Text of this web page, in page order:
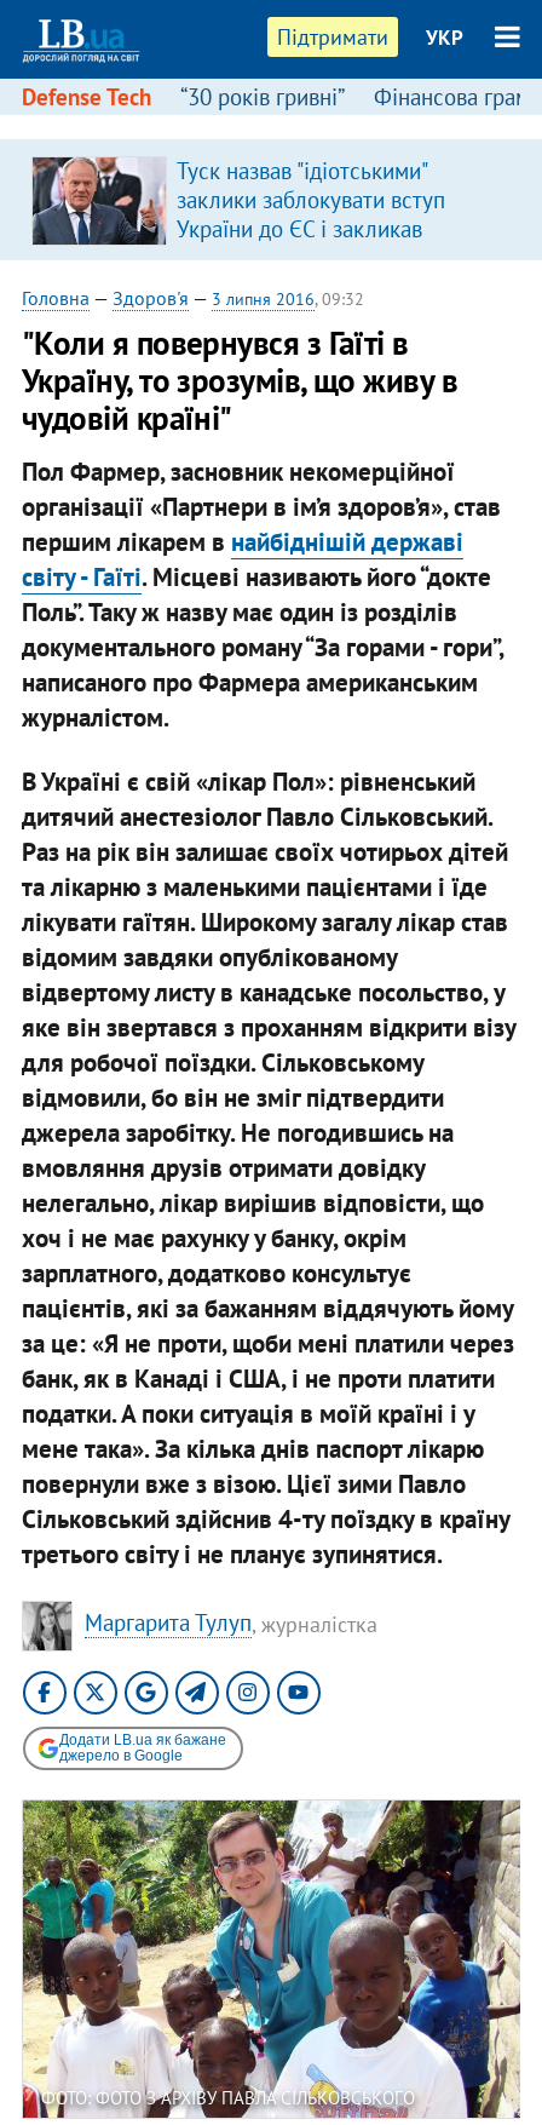
Підтримати УКР
Defense Tech “30 років гривні” Фінансова
Туск назвав "ідіотськими"
заклики заблокувати вступ
України до ЄС і закликав
припинити антиукраїнську
риторику
Головна — Здоров'я — 3 липня 2016, 09:32
"Коли я повернувся з Гаїті в
Україну, то зрозумів, що живу в
чудовій країні"
Пол Фармер, засновник некомерційної
організації «Партнери в ім’я здоров’я», став
першим лікарем в найбіднішій державі
світу - Гаїті. Місцеві називають його “докте
Поль”. Таку ж назву має один із розділів
документального роману “За горами - гори”,
написаного про Фармера американським
журналістом.
В Україні є свій «лікар Пол»: рівненський
дитячий анестезіолог Павло Сільковський.
Раз на рік він залишає своїх чотирьох дітей
та лікарню з маленькими пацієнтами і їде
лікувати гаїтян. Широкому загалу лікар став
відомим завдяки опублікованому
відвертому листу в канадське посольство, у
яке він звертався з проханням відкрити візу
для робочої поїздки. Сільковському
відмовили, бо він не зміг підтвердити
джерела заробітку. Не погодившись на
вмовляння друзів отримати довідку
нелегально, лікар вирішив відповісти, що
хоч і не має рахунку у банку, окрім
зарплатного, додатково консультує
пацієнтів, які за бажанням віддячують йому
за це: «Я не проти, щоби мені платили через
банк, як в Канаді і США, і не проти платити
податки. А поки ситуація в моїй країні і у
мене така». За кілька днів паспорт лікарю
повернули вже з візою. Цієї зими Павло
Сільковський здійснив 4-ту поїздку в країну
третього світу і не планує зупинятися.
Маргарита Тулуп, журналістка
Додати LB.ua як бажане
джерело в Google
ФОТО: ФОТО З АРХІВУ ПАВЛА СІЛЬКОВСЬКОГО